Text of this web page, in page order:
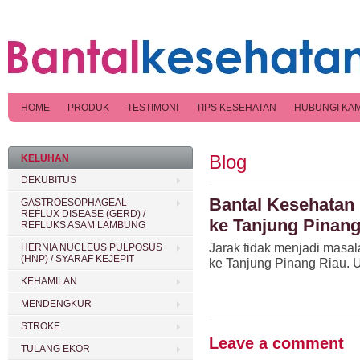
HOME PRODUK TESTIMONI TIPS KESEHATAN HUBUNGI
Blog
Bantal
ke Tanjung
Jarak tidak menjadi
ke Tanjung Pinang Riau.
Leave a comment
KELUHAN
DEKUBITUS
GASTROESOPHAGEAL
REFLUX DISEASE (GERD) /
REFLUKS ASAM LAMBUNG
HERNIA NUCLEUS PULPOSUS
(HNP) / SYARAF KEJEPIT
KEHAMILAN
MENDENGKUR
STROKE
TULANG EKOR